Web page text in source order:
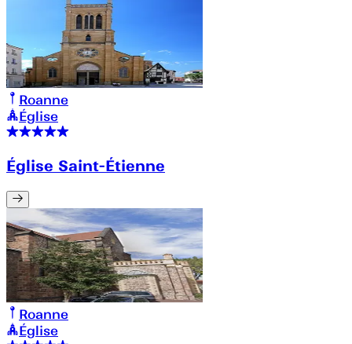
Roanne
Église
Église Saint-Étienne
Roanne
Église